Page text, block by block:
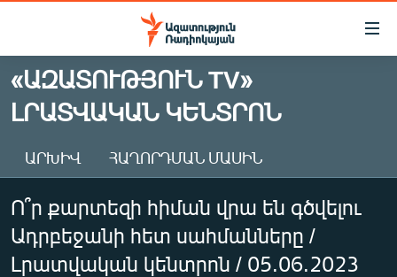
Մատչելիության
Անցնել
հիմնական
բովանդակությանը
հիմնական
Որոնում
ԱԶԱՏՈՒԹՅՈՒՆ TV
ՀԱՅԱՍՏԱՆ
ՔԱՂԱՔԱԿԱՆ
ԻՐԱՎՈՒՆՔ
ՀԱՍԱՐԱԿՈՒԹՅՈՒՆ
«ԱԶԱՏՈՒԹՅՈՒՆ TV»
ԼՐԱՏՎԱԿԱՆ ԿԵՆՏՐՈՆ
ԱՐԽԻՎ ՀԱՂՈՐԴՄԱՆ ՄԱՍԻՆ
Ո՞ր քարտեզի հիման վրա են գծվելու
Ադրբեջանի հետ սահմանները /
Լրատվական կենտրոն / 05.06.2023